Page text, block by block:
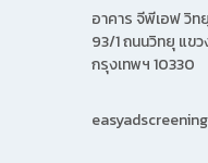
อาคาร จีพีเอฟ วิท
93/1 ถนนวิทยุ แข
กรุงเทพฯ 10330